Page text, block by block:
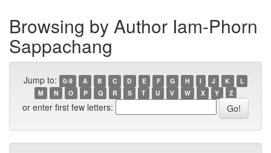
Browsing by Author Iam-Phorn
Sappachang
Jump to: 0-9 A B C D E F G H I J K
L
M
N O P Q R S T U V W X Y Z
or enter first few letters: